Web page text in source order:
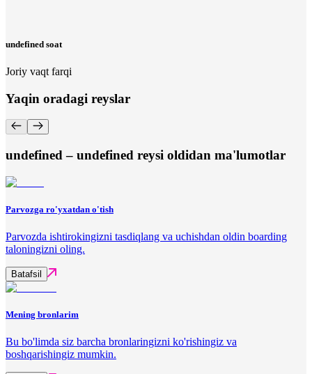
undefined soat
Joriy vaqt farqi
Yaqin oradagi reyslar
undefined – undefined reysi oldidan ma'lumotlar
Parvozga ro'yxatdan o'tish
Parvozda ishtirokingizni tasdiqlang va uchishdan oldin boarding
taloningizni oling.
Batafsil
Mening bronlarim
Bu bo'limda siz barcha bronlaringizni ko'rishingiz va
boshqarishingiz mumkin.